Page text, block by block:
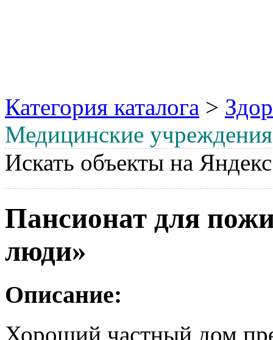
Категория каталога >
Медицинские
Искать объекты на
Пансионат для
люди»
Описание:
Хороший частный дом